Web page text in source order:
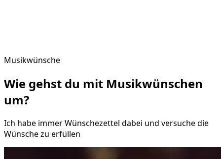
Musikwünsche
Wie gehst du mit Musikwünschen
um?
Ich habe immer Wünschezettel dabei und versuche die
Wünsche zu erfüllen